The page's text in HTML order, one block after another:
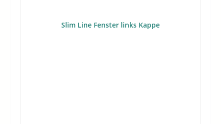
Slim Line Fenster links Kappe